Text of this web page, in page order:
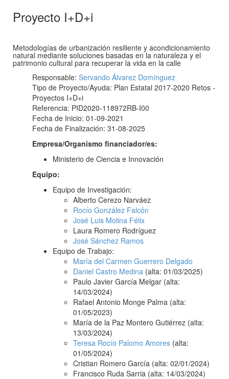
Proyecto I+D+i
Metodologías de urbanización resiliente y acondicionamiento
natural mediante soluciones basadas en la naturaleza y el
patrimonio cultural para recuperar la vida en la calle
Responsable: Servando Álvarez Domínguez
Tipo de Proyecto/Ayuda: Plan Estatal 2017-2020 Retos -
Proyectos I+D+i
Referencia: PID2020-118972RB-I00
Fecha de Inicio: 01-09-2021
Fecha de Finalización: 31-08-2025
Empresa/Organismo financiador/es:
Ministerio de Ciencia e Innovación
Equipo:
Equipo de Investigación:
Alberto Cerezo Narváez
Rocío González Falcón
José Luis Molina Félix
Laura Romero Rodríguez
José Sánchez Ramos
Equipo de Trabajo:
María del Carmen Guerrero Delgado
Daniel Castro Medina(alta: 01/03/2025)
Paulo Javier García Melgar (alta:
14/03/2024)
Rafael Antonio Monge Palma (alta:
01/05/2023)
María de la Paz Montero Gutiérrez (alta:
13/03/2024)
Teresa Rocío Palomo Amores(alta:
01/05/2024)
Cristian Romero García (alta: 02/01/2024)
Francisco Ruda Sarria (alta: 14/03/2024)